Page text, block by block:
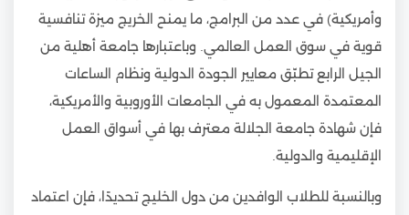
وأمريكية) في عدد من البرامج، ما يمنح الخريج ميزة تنافسية
قوية في سوق العمل العالمي. وباعتبارها جامعة أهلية من
الجيل الرابع تطبّق معايير الجودة الدولية ونظام الساعات
المعتمدة المعمول به في الجامعات الأوروبية والأمريكية،
فإن شهادة جامعة الجلالة معترف بها في أسواق العمل
الإقليمية والدولية.
وبالنسبة للطلاب الوافدين من دول الخليج تحديدًا، فإن اعتماد